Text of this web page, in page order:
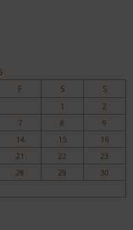
F S S
1
2
7 8
9
14 15
16
21 22
23
28 29
30